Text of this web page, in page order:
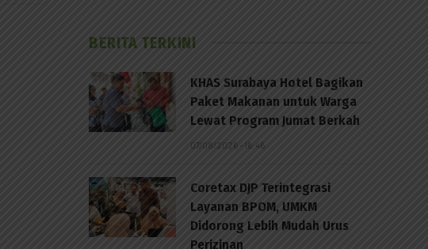
BERITA TERKINI
KHAS Surabaya Hotel Bagikan
Paket Makanan untuk Warga
Lewat Program Jumat Berkah
07/08/2026 - 16:46
Coretax DJP Terintegrasi
Layanan BPOM, UMKM
Didorong Lebih Mudah Urus
Perizinan